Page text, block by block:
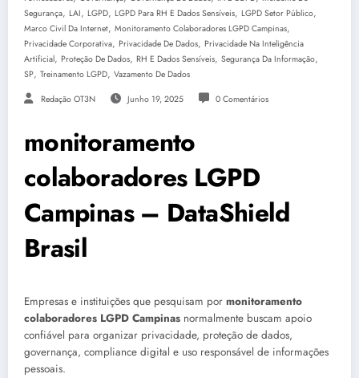
Segurança, LAI, LGPD, LGPD Para RH E Dados Sensíveis, LGPD Setor Público,
Marco Civil Da Internet, Monitoramento Colaboradores LGPD Campinas,
Privacidade Corporativa, Privacidade De Dados, Privacidade Na Inteligência
Artificial, Proteção De Dados, RH E Dados Sensíveis, Segurança Da Informação,
SP, Treinamento LGPD, Vazamento De Dados
Redação OT3N Junho 19, 2025 0 Comentários
monitoramento
colaboradores LGPD
Campinas – DataShield
Brasil
Empresas e instituições que pesquisam por monitoramento
colaboradores LGPD Campinas normalmente buscam apoio
confiável para organizar privacidade, proteção de dados,
governança, compliance digital e uso responsável de informações
pessoais.